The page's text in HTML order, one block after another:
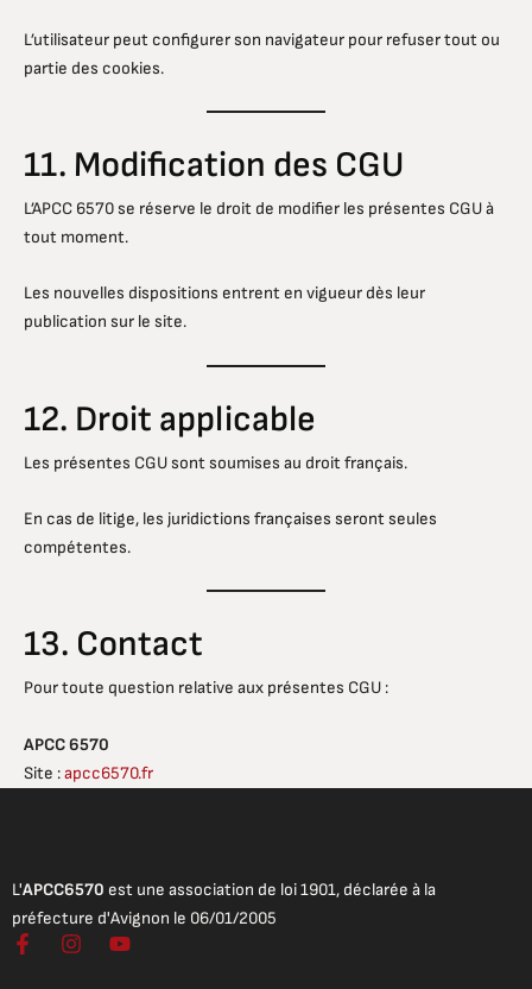
L’utilisateur peut configurer son navigateur pour refuser tout ou
partie des cookies.
11. Modification des CGU
L’APCC 6570 se réserve le droit de modifier les présentes CGU à
tout moment.
Les nouvelles dispositions entrent en vigueur dès leur
publication sur le site.
12. Droit applicable
Les présentes CGU sont soumises au droit français.
En cas de litige, les juridictions françaises seront seules
compétentes.
13. Contact
Pour toute question relative aux présentes CGU :
APCC 6570
Site :apcc6570.fr
L'APCC6570 est une association de loi 1901, déclarée à la
préfecture d'Avignon le 06/01/2005
F
a
I
Y